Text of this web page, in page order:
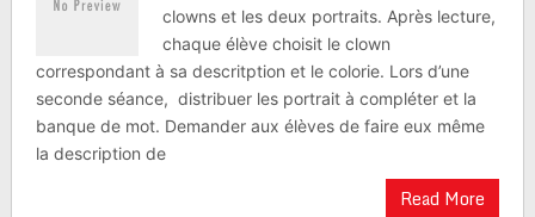
clowns et les deux portraits. Après lecture,
chaque élève choisit le clown
correspondant à sa descritption et le colorie. Lors d’une
seconde séance, distribuer les portrait à compléter et la
banque de mot. Demander aux élèves de faire eux même
la description de
Read More